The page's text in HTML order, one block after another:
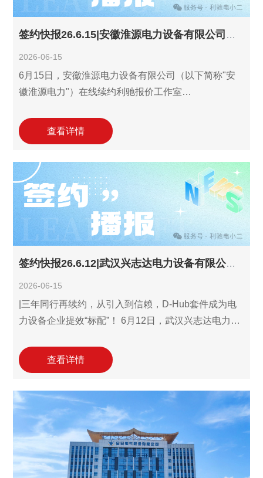
签约快报26.6.15|安徽淮源电力设备有限公司续约利驰报价工作室！
2026-06-15
6月15日，安徽淮源电力设备有限公司（以下简称"安
徽淮源电力"）在线续约利驰报价工作室
年引入以来双方良好的协作关系，安徽淮源电力将继
续依托利驰数字化工具的精准成本管控与快速报价算
站、配电箱柜等电力设备的研发、生产与销售及电力
工程承接与配套服务等业务场景，进一步优化报价效
率、降低核算误差，助力安徽淮源电力强化在装备制
造行业的市场竞争力。
查看详情
签约快报26.6.12|武汉兴志达电力设备有限公司续约利驰D-Hub识图报价设计三件套!
2026-06-15
|三年同行再续约，从引入到信赖，D-Hub套件成为电
力设备企业提效“标配”！ 6月12日，武汉兴志达电力设
成合作协议，续约利驰D-Hub识图报价设计三件套。此
次合作是自2023年引入后的首次续约，彰显武汉兴志
程优化中核心价值与数字化转型路径的深度认可。
查看详情